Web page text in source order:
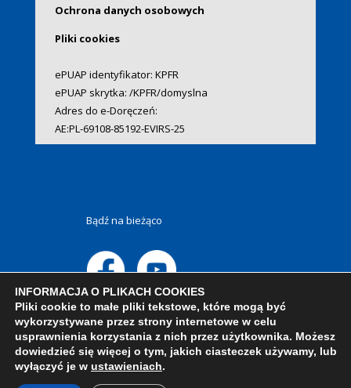
Ochrona danych osobowych
Pliki cookies
ePUAP identyfikator: KPFR
ePUAP skrytka: /KPFR/domyslna
Adres do e-Doręczeń:
AE:PL-69108-85192-EVIRS-25
Bądź na bieżąco
INFORMACJA O PLIKACH COOKIES
Pliki cookie to małe pliki tekstowe, które mogą być
wykorzystywane przez strony internetowe w celu
usprawnienia korzystania z nich przez użytkownika. Możesz
dowiedzieć się więcej o tym, jakich ciasteczek używamy, lub
wyłączyć je w ustawieniach.